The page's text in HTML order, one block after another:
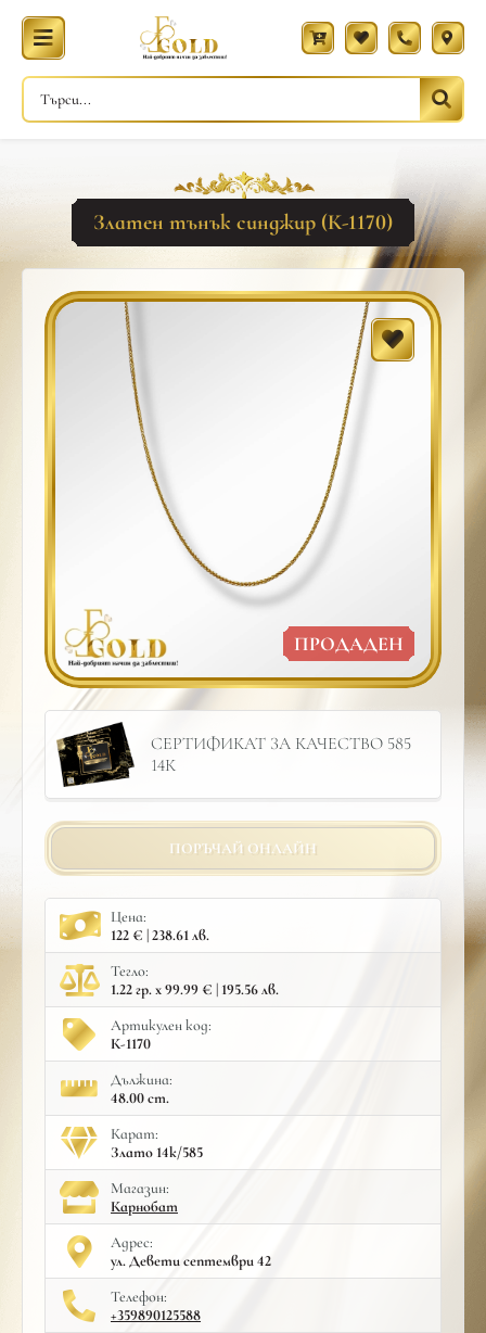
Златен тънък синджир (К-1170)
ПРОДАДЕН
СЕРТИФИКАТ ЗА КАЧЕСТВО 585
14К
ПОРЪЧАЙ ОНЛАЙН
Цена:
122 € | 238.61 лв.
Тегло:
1.22 гр. x 99.99 € | 195.56 лв.
Артикулен код:
К-1170
Дължина:
48.00 cm.
Карат:
Злато 14к/585
Mагазин:
Карнобат
Адрес:
ул. Девети септември 42
Телефон:
+359890125588